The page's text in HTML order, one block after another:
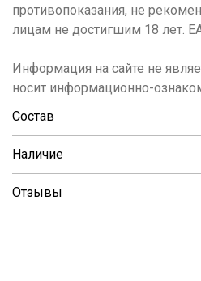
противопоказания, не
лицам не достигшим 18 лет.
Информация на сайте не
носит информационно-
Состав
Наличие
Отзывы